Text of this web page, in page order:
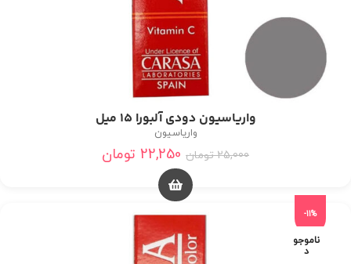
واریاسیون دودی آلبورا 15 میل
واریاسیون
25,000 تومان 22,250 تومان
-11%
ناموجو
د